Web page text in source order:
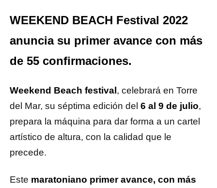
WEEKEND BEACH Festival 2022
anuncia su primer avance con más
de 55 confirmaciones.
Weekend Beach festival , celebrará en Torre
del Mar, su séptima edición del 6 al 9 de julio,
prepara la máquina para dar forma a un cartel
artístico de altura, con la calidad que le
precede.
Este maratoniano primer avance, con más